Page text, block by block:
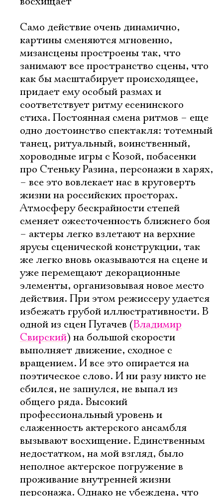
Само действие очень динамично,
картины сменяются мгновенно,
мизансцены простроены так, что
занимают все пространство сцены, что
как бы масштабирует происходящее,
придает ему особый размах и
соответствует ритму есенинского
стиха. Постоянная смена ритмов – еще
одно достоинство спектакля: тотемный
танец, ритуальный, воинственный,
хороводные игры с Козой, побасенки
про Стеньку Разина, персонажи в харях,
– все это вовлекает нас в круговерть
жизни на российских просторах.
Атмосферу бескрайности степей
сменяет ожесточенность ближнего боя
– актеры легко взлетают на верхние
ярусы сценической конструкции, так
же легко вновь оказываются на сцене и
уже перемещают декорационные
элементы, организовывая новое место
действия. При этом режиссеру удается
избежать грубой иллюстративности. В
одной из сцен Пугачев (Владимир
Свирский) на большой скорости
выполняет движение, сходное с
вращением. И все это опирается на
поэтическое слово. И ни разу никто не
сбился, не запнулся, не выпал из
общего ряда. Высокий
профессиональный уровень и
слаженность актерского ансамбля
вызывают восхищение. Единственным
недостатком, на мой взгляд, было
неполное актерское погружение в
проживание внутренней жизни
персонажа. Однако не убеждена, что
Ознакомиться